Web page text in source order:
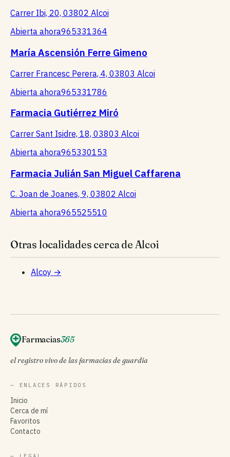
Carrer Ibi, 20, 03802 Alcoi
Abierta ahora965331364
María Ascensión Ferre Gimeno
Carrer Francesc Perera, 4, 03803 Alcoi
Abierta ahora965331786
Farmacia Gutiérrez Miró
Carrer Sant Isidre, 18, 03803 Alcoi
Abierta ahora965330153
Farmacia Julián San Miguel Caffarena
C. Joan de Joanes, 9, 03802 Alcoi
Abierta ahora965525510
Otras localidades cerca de Alcoi
Alcoy →
Farmacias365
el registro vivo de las farmacias de guardia
— ENLACES RÁPIDOS
Inicio
Cerca de mí
Favoritos
Contacto